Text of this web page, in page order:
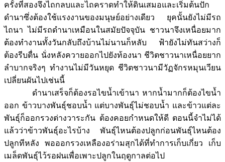
ครั้งที่สองจึงไถกลบและไถคราดทำให้ดินเสมอและเริ่มต้นปัก
ดำนาซึ่งต้องใช้แรงงานของมนุษย์อย่างเดียว ยุคนั้นยังไม่มีรถ
ไถนา ไม่มีรถดำนาเหมือนในสมัยปัจจุบัน ชาวนาจึงเหนื่อยมาก
ต้องทำงานทั้งวันกลับถึงบ้านไม่นานก็หลับ ฟ้ายังไม่ทันสว่างก็
ต้องรีบตื่น นั่งหลังควายออกไปยังท้องนา ชีวิตชาวนาเหนื่อยยาก
ลำบากจริงๆ ทำงานไม่มีวันหยุด ชีวิตชาวนามีวัฏจักรหมุนเวียน
เปลี่ยนผันไปเช่นนี้
ดำนาเสร็จก็ต้องรอไขน้ำเข้านา หากน้ำมากก็ต้องไขน้ำ
ออก ข้าวบางพันธุ์ชอบน้ำ แต่บางพันธุ์ไม่ชอบน้ำ และข้าวแต่ละ
พันธุ์ก็ออกรวงต่างวาระกัน ต้องคอยกำหนดให้ดี ตอนนี้จำไม่ได้
แล้วว่าข้าวพันธุ์อะไรบ้าง พันธุ์ไหนต้องปลูกก่อนพันธุ์ไหนต้อง
ปลูกทีหลัง พอออกรวงเหลืองอร่ามสุกได้ที่ทำการเก็บเกี่ยว เก็บ
เมล็ดพันธุ์ไว้รอฝนเพื่อเพาะปลูกในฤดูกาลต่อไป